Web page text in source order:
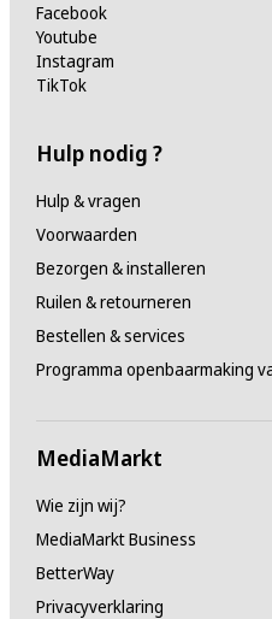
Facebook
Youtube
Instagram
TikTok
Hulp nodig ?
Hulp & vragen
Voorwaarden
Bezorgen & installeren
Ruilen & retourneren
Bestellen & services
Programma openbaarmaking
MediaMarkt
Wie zijn wij?
MediaMarkt Business
BetterWay
Privacyverklaring